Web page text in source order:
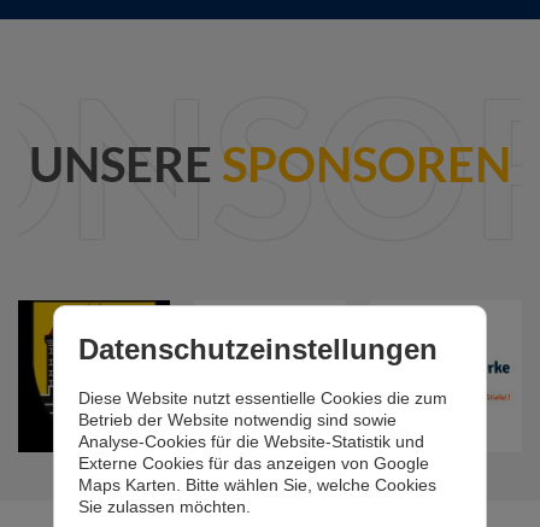
UNSERE SPONSOREN
Datenschutzeinstellungen
Diese Website nutzt essentielle Cookies die zum
Betrieb der Website notwendig sind sowie
Analyse-Cookies für die Website-Statistik und
Externe Cookies für das anzeigen von Google
Maps Karten. Bitte wählen Sie, welche Cookies
Sie zulassen möchten.